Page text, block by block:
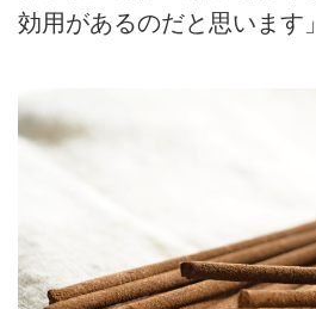
効用があるのだと思います」